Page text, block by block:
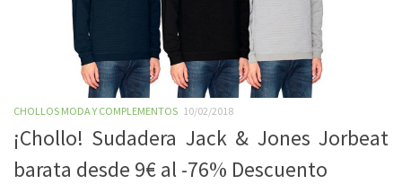
CHOLLOS MODA Y COMPLEMENTOS 10/02/2018
¡Chollo! Sudadera Jack & Jones Jorbeat
barata desde 9€ al -76% Descuento